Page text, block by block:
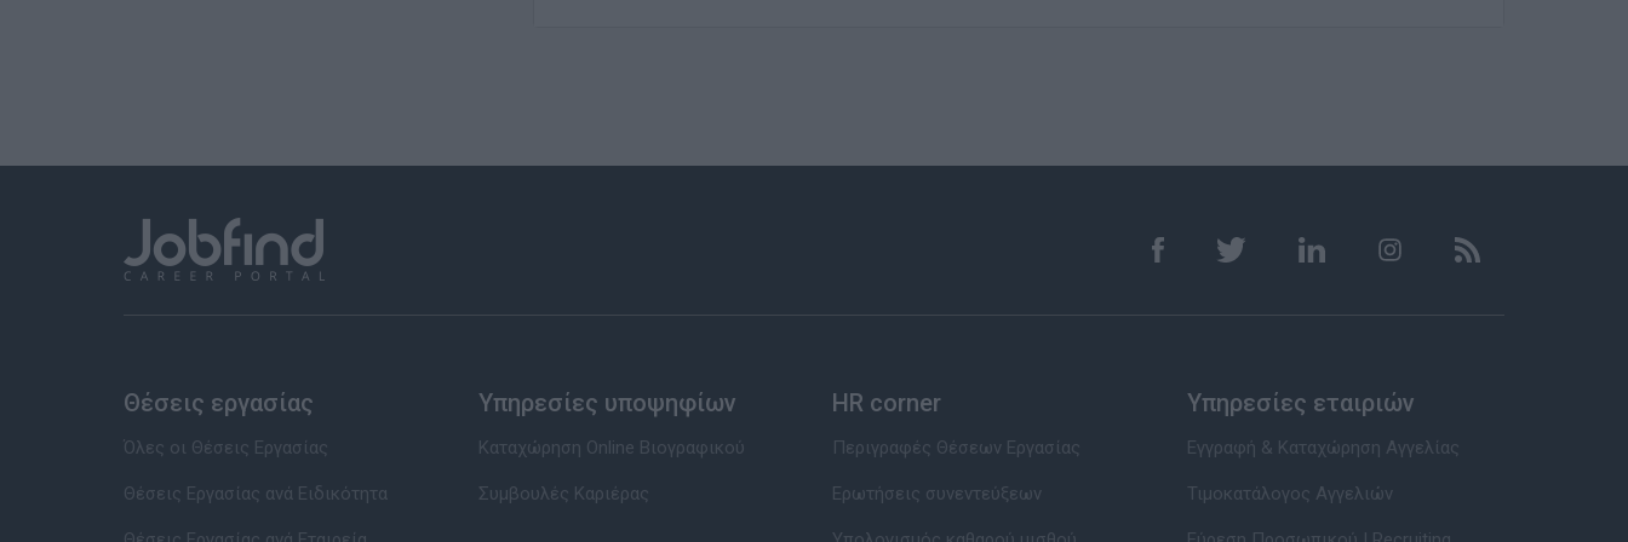
Θέσεις εργασίας
Όλες οι Θέσεις Εργασίας
Θέσεις Εργασίας ανά Ειδικότητα
Υπηρεσίες υποψηφίων
Καταχώρηση Online Βιογραφικού
Συμβουλές Καριέρας
HR corner
Περιγραφές Θέσεων Εργασίας
Ερωτήσεις συνεντεύξεων
Υπηρεσίες εταιριών
Εγγραφή & Καταχώρηση Αγγελίας
Τιμοκατάλογος Αγγελιών